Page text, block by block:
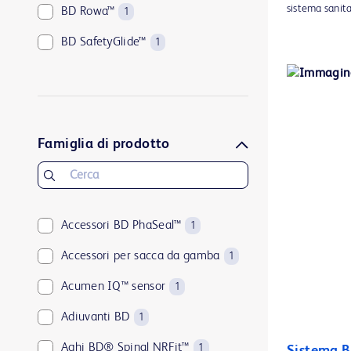
BD Rowa™ 1
BD SafetyGlide™ 1
ForeSight™ 1
HemoSphere Vita™ 1
HemoSphere™ 1
SmartSite™ 2
Swan-Ganz Jr™
Swan-Ganz™ 1
Famiglia di prodotto
Accessori BD PhaSeal™ 1
Accessori per sacca da gamba 1
Acumen IQ™ sensor 1
Adiuvanti BD 1
Aghi BD® Spinal NRFit™ 1
sistema